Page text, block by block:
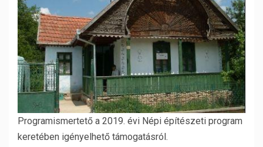
Programismertető a 2019. évi Népi építészeti program
keretében igényelhető támogatásról.